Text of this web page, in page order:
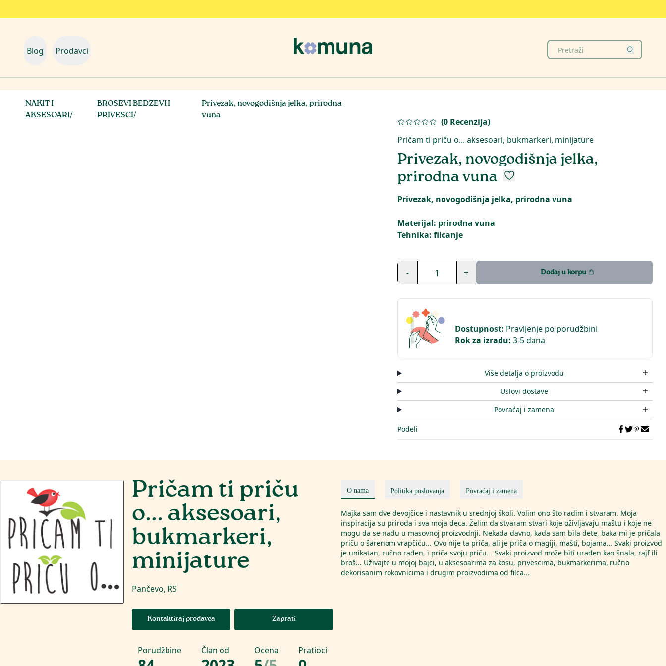
Blog Prodavci
NAKIT I
AKSESOARI/
BROSEVI BEDZEVI I
PRIVESCI/
Privezak, novogodišnja jelka, prirodna
vuna
(0 Recenzija)
Pričam ti priču o... aksesoari, bukmarkeri, minijature
Privezak, novogodišnja jelka,
prirodna vuna
Privezak, novogodišnja jelka, prirodna vuna
Materijal: prirodna vuna
Tehnika: filcanje
- 1 + Dodaj u korpu
Dostupnost: Pravljenje po porudžbini
Rok za izradu: 3-5 dana
Više detalja o proizvodu
Uslovi dostave
Povraćaj i zamena
Podeli
Pričam ti priču
o... aksesoari,
bukmarkeri,
minijature
Pančevo, RS
Kontaktiraj prodavca Zaprati
Porudžbine Član od Ocena Pratioci
O nama Politika poslovanja Povraćaj i zamena
Majka sam dve devojčice i nastavnik u srednjoj školi. Volim ono što radim i stvaram. Moja
inspiracija su priroda i sva moja deca. Želim da stvaram stvari koje oživljavaju maštu i koje ne
mogu da se nađu u masovnoj proizvodnji. Nekada davno, kada sam bila dete, baka mi je pričala
priču o šarenom vrapčiću... Ovo nije ta priča, ali je priča o magiji, mašti, bojama... Svaki proizvod
je unikatan, ručno rađen, i priča svoju priču... Svaki proizvod može biti urađen kao šnala, rajf ili
broš... Uživajte u mojoj bajci, u aksesoarima za kosu, privescima, bukmarkerima, ručno
dekorisanim rokovnicima i drugim proizvodima od filca...